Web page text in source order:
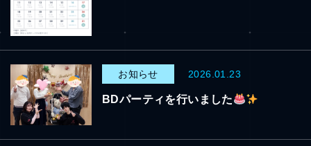
お知らせ 2026.01.23
BDパーティを行いました